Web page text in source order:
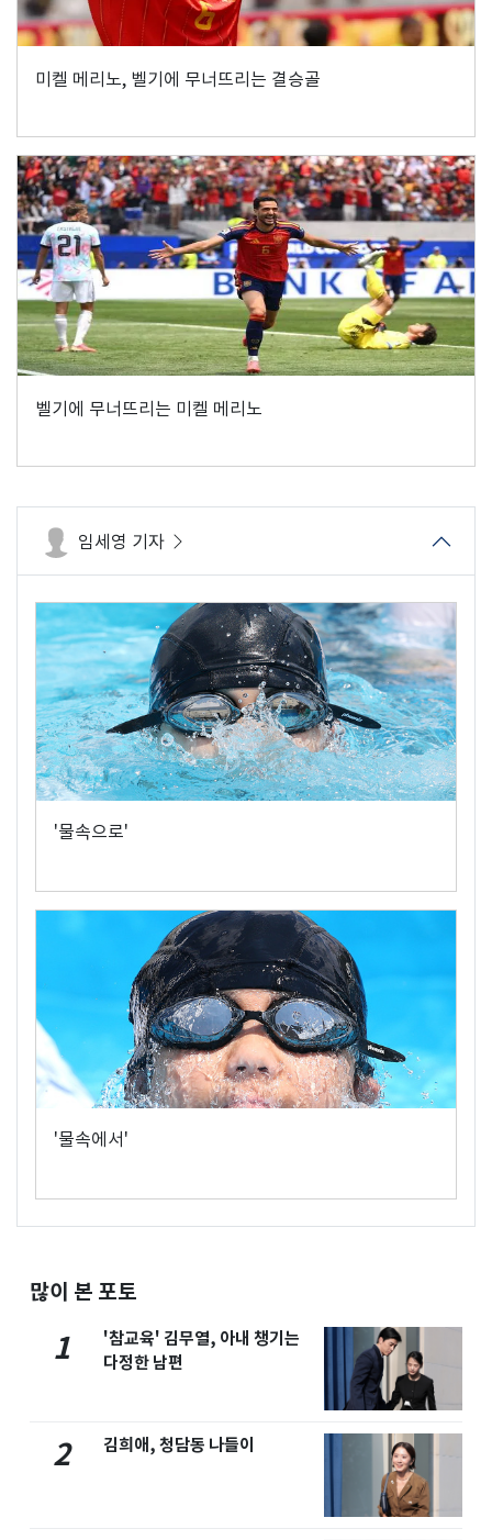
미켈 메리노, 벨기에 무너뜨리는 결승골
벨기에 무너뜨리는 미켈 메리노
임세영 기자
'물속으로'
'물속에서'
많이 본 포토
1
'참교육' 김무열, 아내 챙기는
다정한 남편
2 김희애, 청담동 나들이